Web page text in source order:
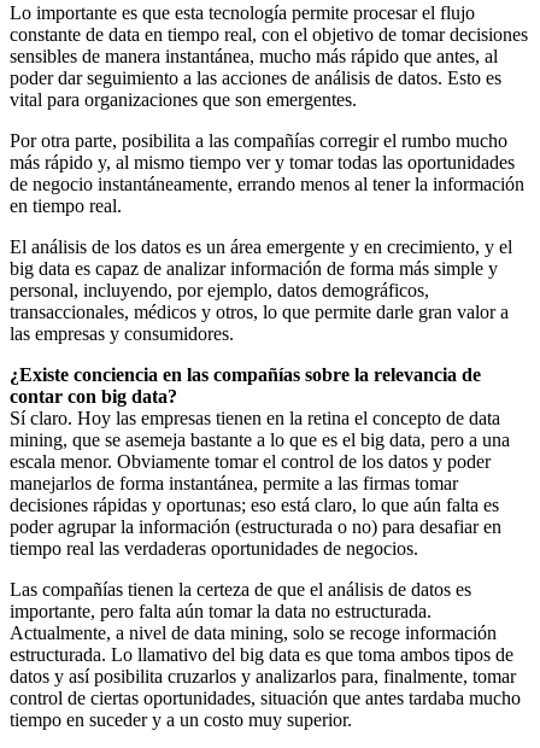
Lo importante es que esta tecnología permite procesar el flujo
constante de data en tiempo real, con el objetivo de tomar decisiones
sensibles de manera instantánea, mucho más rápido que antes, al
poder dar seguimiento a las acciones de análisis de datos. Esto es
vital para organizaciones que son emergentes.
Por otra parte, posibilita a las compañías corregir el rumbo mucho
más rápido y, al mismo tiempo ver y tomar todas las oportunidades
de negocio instantáneamente, errando menos al tener la información
en tiempo real.
El análisis de los datos es un área emergente y en crecimiento, y el
big data es capaz de analizar información de forma más simple y
personal, incluyendo, por ejemplo, datos demográficos,
transaccionales, médicos y otros, lo que permite darle gran valor a
las empresas y consumidores.
¿Existe conciencia en las compañías sobre la relevancia de
contar con big data?
Sí claro. Hoy las empresas tienen en la retina el concepto de data
mining, que se asemeja bastante a lo que es el big data, pero a una
escala menor. Obviamente tomar el control de los datos y poder
manejarlos de forma instantánea, permite a las firmas tomar
decisiones rápidas y oportunas; eso está claro, lo que aún falta es
poder agrupar la información (estructurada o no) para desafiar en
tiempo real las verdaderas oportunidades de negocios.
Las compañías tienen la certeza de que el análisis de datos es
importante, pero falta aún tomar la data no estructurada.
Actualmente, a nivel de data mining, solo se recoge información
estructurada. Lo llamativo del big data es que toma ambos tipos de
datos y así posibilita cruzarlos y analizarlos para, finalmente, tomar
control de ciertas oportunidades, situación que antes tardaba mucho
tiempo en suceder y a un costo muy superior.